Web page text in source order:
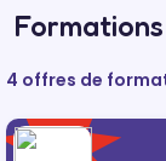
4 offres de